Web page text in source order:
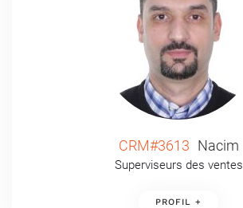
CRM#3613 Nacim
Superviseurs des ventes
PROFIL +